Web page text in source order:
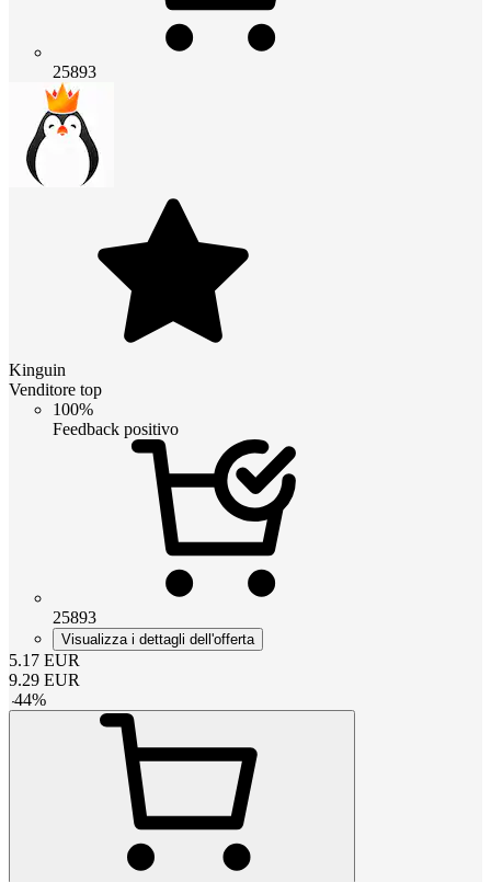
25893
Kinguin
Venditore top
100%
Feedback positivo
25893
Visualizza i dettagli dell'offerta
5.17 EUR
9.29 EUR
-44%